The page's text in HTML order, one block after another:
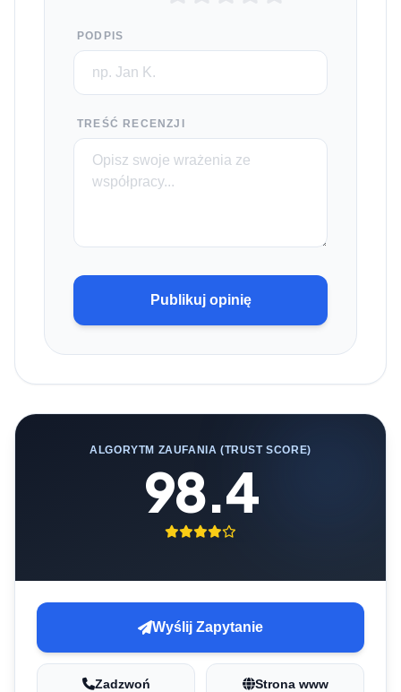
PODPIS
TREŚĆ RECENZJI
Publikuj opinię
ALGORYTM ZAUFANIA (TRUST SCORE)
98.4
Wyślij Zapytanie
Zadzwoń Strona www